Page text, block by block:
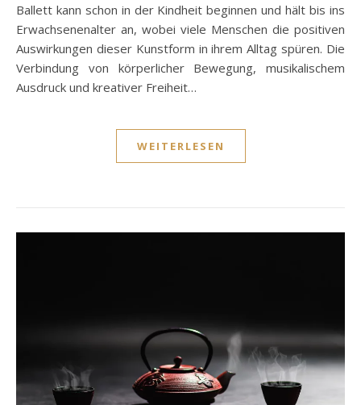
Ballett kann schon in der Kindheit beginnen und hält bis ins
Erwachsenenalter an, wobei viele Menschen die positiven
Auswirkungen dieser Kunstform in ihrem Alltag spüren. Die
Verbindung von körperlicher Bewegung, musikalischem
Ausdruck und kreativer Freiheit…
WEITERLESEN